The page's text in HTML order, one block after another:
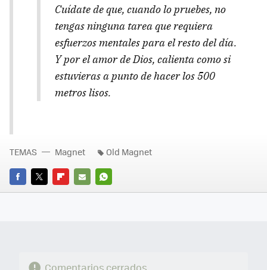
Cuídate de que, cuando lo pruebes, no
tengas ninguna tarea que requiera
esfuerzos mentales para el resto del día.
Y por el amor de Dios, calienta como si
estuvieras a punto de hacer los 500
metros lisos.
FACEBOOK
TWITTERFLIPBOARD
E-
WHATSAPP
TEMAS Magnet Old Magnet
Comentarios cerrados